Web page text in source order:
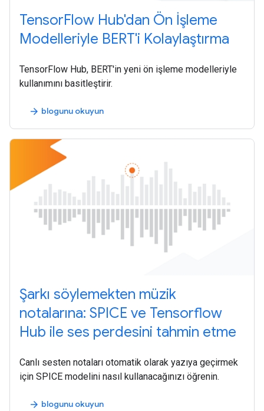
TensorFlow Hub'dan Ön İşleme
Modelleriyle BERT'i Kolaylaştırma
TensorFlow Hub, BERT'in yeni ön işleme modelleriyle
kullanımını basitleştirir.
arrow_forward blogunu okuyun
Şarkı söylemekten müzik
notalarına: SPICE ve Tensorflow
Hub ile ses perdesini tahmin etme
Canlı sesten notaları otomatik olarak yazıya geçirmek
için SPICE modelini nasıl kullanacağınızı öğrenin.
arrow_forward blogunu okuyun